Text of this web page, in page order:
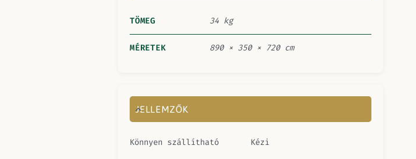
TÖMEG 34 kg
MÉRETEK 890 × 350 × 720 cm
JELLEMZŐK
Könnyen szállítható Kézi